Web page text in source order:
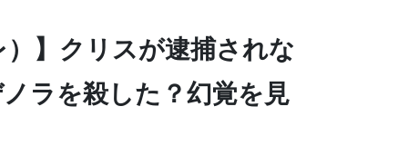
】クリスが逮捕されな
ラを殺した？幻覚を見